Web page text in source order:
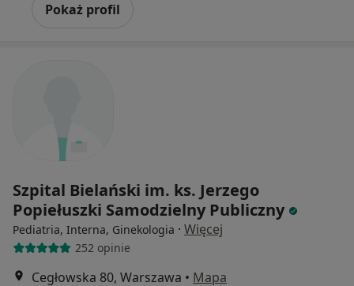
Pokaż profil
Szpital Bielański im. ks. Jerzego
Popiełuszki Samodzielny Publiczny
Pediatria, Interna, Ginekologia · Więcej
252 opinie
Cegłowska 80, Warszawa • Mapa